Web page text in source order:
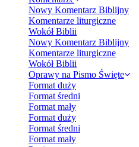
Nowy Komentarz Biblijny
Komentarze liturgiczne
Wokół Biblii
Nowy Komentarz Biblijny
Komentarze liturgiczne
Wokół Biblii
Oprawy na Pismo Święte
Format duży
Format średni
Format mały
Format duży
Format średni
Format mały